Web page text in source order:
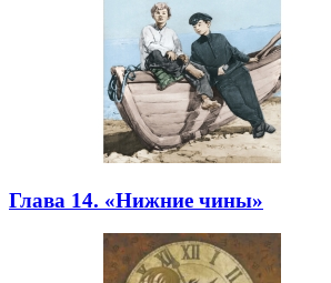
Глава 14. «Нижние чины»